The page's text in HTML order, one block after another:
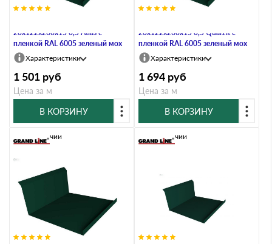
20х122х260х15 0,5 Atlas с
пленкой RAL 6005 зеленый мох
Характеристики
1 501 руб
Цена за м
В КОРЗИНУ
20х122х260х15 0,5 Quarzit с
пленкой RAL 6005 зеленый мох
Характеристики
1 694 руб
Цена за м
В КОРЗИНУ
В наличии В наличии